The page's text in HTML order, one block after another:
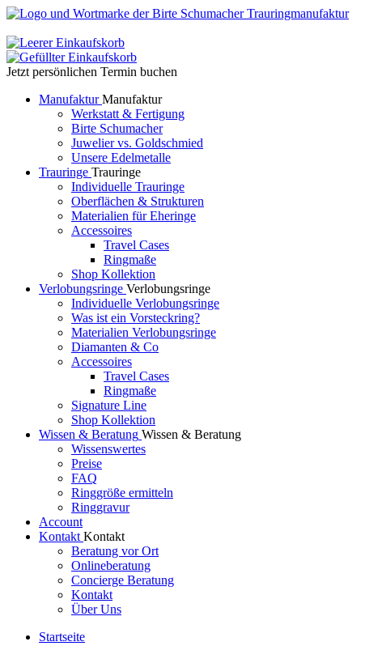
Jetzt persönlichen Termin buchen
Manufaktur Manufaktur
Werkstatt & Fertigung
Birte Schumacher
Juwelier vs. Goldschmied
Unsere Edelmetalle
Trauringe Trauringe
Individuelle Trauringe
Oberflächen & Strukturen
Materialien für Eheringe
Accessoires
Travel Cases
Ringmaße
Shop Kollektion
Verlobungsringe Verlobungsringe
Individuelle Verlobungsringe
Was ist ein Vorsteckring?
Materialien Verlobungsringe
Diamanten & Co
Accessoires
Travel Cases
Ringmaße
Signature Line
Shop Kollektion
Wissen & Beratung Wissen & Beratung
Wissenswertes
Preise
FAQ
Ringgröße ermitteln
Ringgravur
Account
Kontakt Kontakt
Beratung vor Ort
Onlineberatung
Concierge Beratung
Kontakt
Über Uns
Startseite